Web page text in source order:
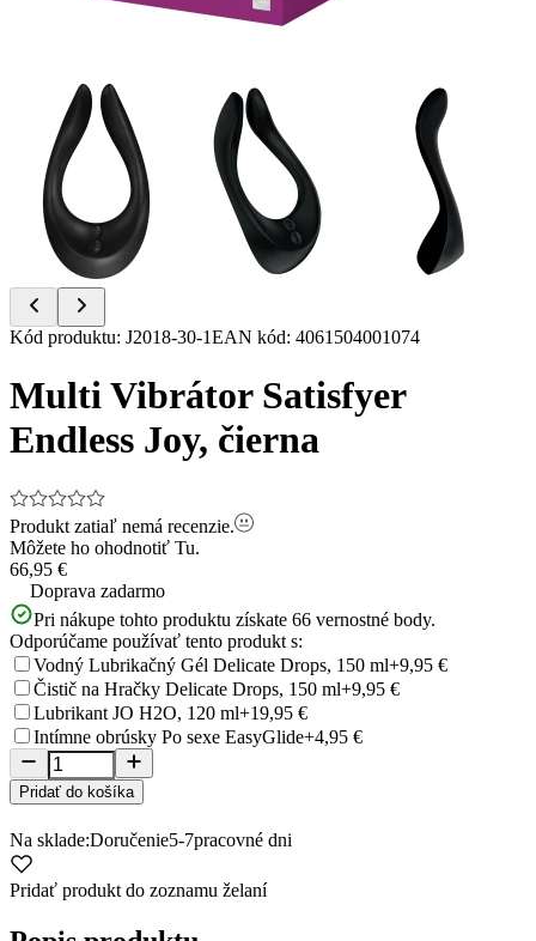
Item
of
Kód produktu: J2018-30-1EAN kód: 4061504001074
Multi Vibrátor Satisfyer
Endless Joy, čierna
Produkt zatiaľ nemá recenzie.
Môžete ho ohodnotiť Tu.
66,95 €
Doprava zadarmo
Pri nákupe tohto produktu získate 66 vernostné body.
Odporúčame používať tento produkt s:
Vodný Lubrikačný Gél Delicate Drops, 150 ml+9,95 €
Čistič na Hračky Delicate Drops, 150 ml+9,95 €
Lubrikant JO H2O, 120 ml+19,95 €
Intímne obrúsky Po sexe EasyGlide+4,95 €
Pridať do košíka
Na sklade:Doručenie5-7pracovné dni
Pridať produkt do zoznamu želaní